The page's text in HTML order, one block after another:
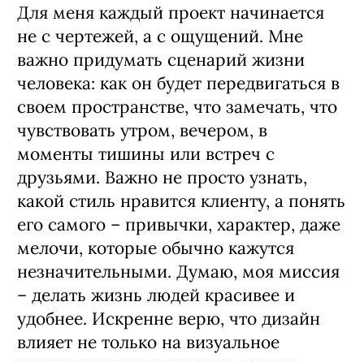
Для меня каждый проект начинается
не с чертежей, а с ощущений. Мне
важно придумать сценарий жизни
человека: как он будет передвигаться в
своем пространстве, что замечать, что
чувствовать утром, вечером, в
моменты тишины или встреч с
друзьями. Важно не просто узнать,
какой стиль нравится клиенту, а понять
его самого – привычки, характер, даже
мелочи, которые обычно кажутся
незначительными. Думаю, моя миссия
– делать жизнь людей красивее и
удобнее. Искренне верю, что дизайн
влияет не только на визуальное